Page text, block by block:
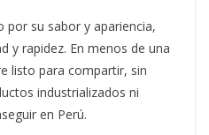
por su sabor y apariencia,
y rapidez. En menos de una
listo para compartir, sin
industrializados ni
en Perú.